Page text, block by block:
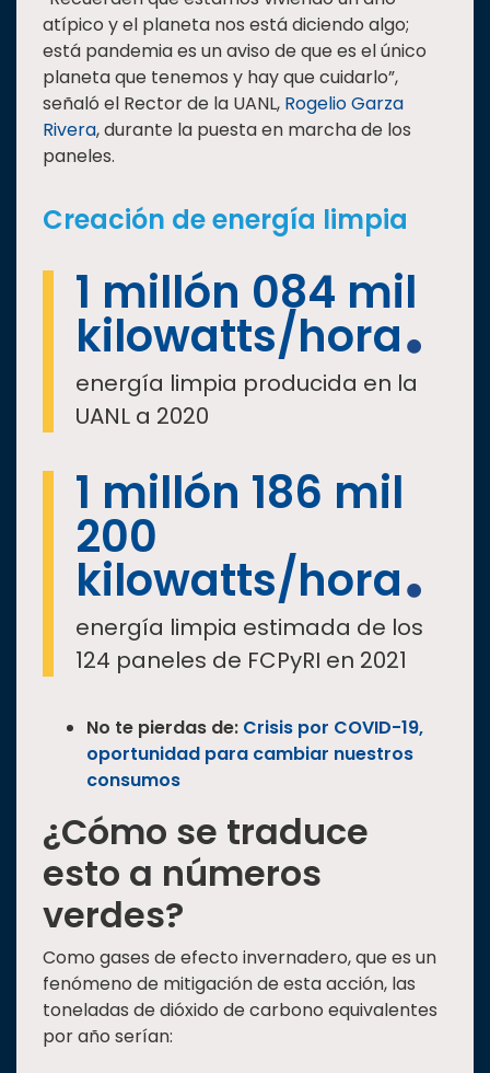
atípico y el planeta nos está diciendo algo;
está pandemia es un aviso de que es el único
planeta que tenemos y hay que cuidarlo”,
señaló el Rector de la UANL, Rogelio Garza
Rivera, durante la puesta en marcha de los
paneles.
Creación de energía limpia
1 millón 084 mil
kilowatts/hora
energía limpia producida en la
UANL a 2020
1 millón 186 mil
200
kilowatts/hora
energía limpia estimada de los
124 paneles de FCPyRI en 2021
No te pierdas de: Crisis por COVID-19,
oportunidad para cambiar nuestros
consumos
¿Cómo se traduce
esto a números
verdes?
Como gases de efecto invernadero, que es un
fenómeno de mitigación de esta acción, las
toneladas de dióxido de carbono equivalentes
por año serían: